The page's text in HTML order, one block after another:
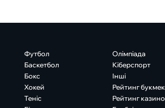
Футбол
Баскетбол
Бокс
Хокей
Теніс
Олімпіада
Кіберспорт
Інші
Рейтинг
Рейтинг казино